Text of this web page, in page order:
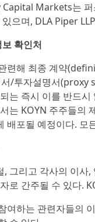
Markets는 퍼
으며, DLA Piper
확인처
련해 최종 계약
서/투자설명서
는 즉시 이를 반드
는 KOYN 주주들의
배포될 예정이다. 모
, 그리고 각사의 이
간주될 수 있다.
여하는 관련자들의